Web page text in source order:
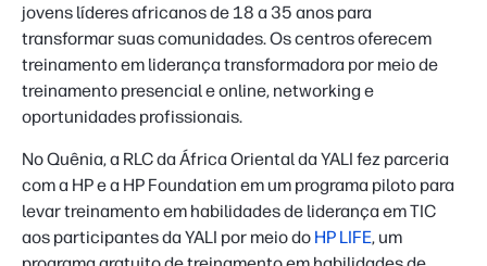
jovens líderes africanos de 18 a 35 anos para
transformar suas comunidades. Os centros oferecem
treinamento em liderança transformadora por meio de
treinamento presencial e online, networking e
oportunidades profissionais.
No Quênia, a RLC da África Oriental da YALI fez parceria
com a HP e a HP Foundation em um programa piloto para
levar treinamento em habilidades de liderança em TIC
aos participantes da YALI por meio do HP LIFE, um